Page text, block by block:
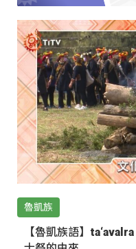
魯凱族
【魯凱族語】